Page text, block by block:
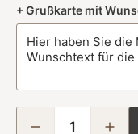
+ Grußkarte mit